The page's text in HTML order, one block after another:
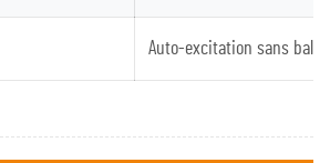
Auto-excitation sans